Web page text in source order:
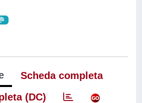
Scheda completa
(DC)